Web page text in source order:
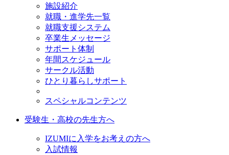
施設紹介
就職・進学先一覧
就職支援システム
卒業生メッセージ
サポート体制
年間スケジュール
サークル活動
ひとり暮らしサポート
スペシャルコンテンツ
受験生・高校の先生方へ
IZUMIに入学をお考えの方へ
入試情報